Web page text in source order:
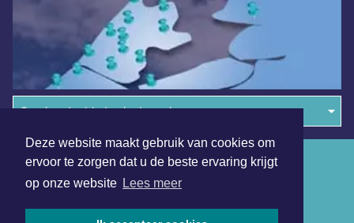
Deze website maakt gebruik van cookies om
ervoor te zorgen dat u de beste ervaring krijgt
op onze website Lees meer
Overige dagbladen in de regio
Algemene voorwaarden
Disclaimer